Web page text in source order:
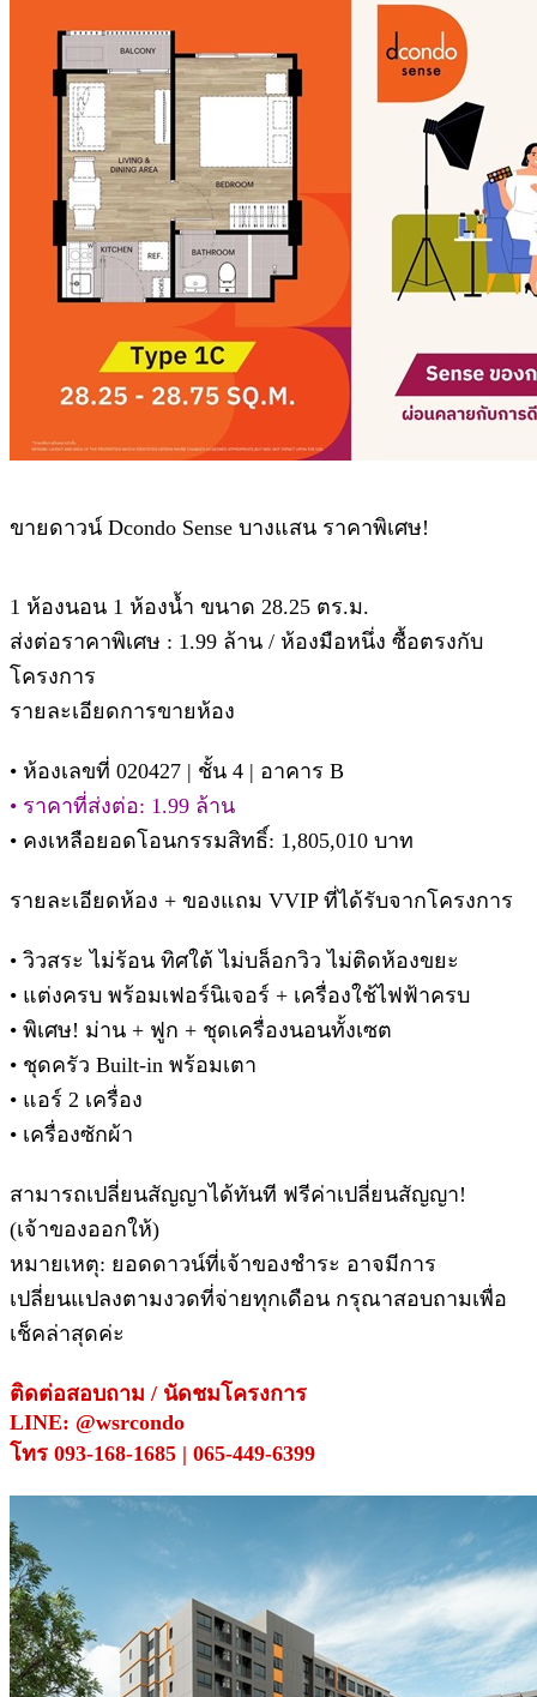
ขายดาวน์ Dcondo Sense บางแสน ราคาพิเศษ!
1 ห้องนอน 1 ห้องน้ำ ขนาด 28.25 ตร.ม.
ส่งต่อราคาพิเศษ : 1.99 ล้าน / ห้องมือหนึ่ง ซื้อตรงกับ
โครงการ
รายละเอียดการขายห้อง
• ห้องเลขที่ 020427 | ชั้น 4 | อาคาร B
• ราคาที่ส่งต่อ: 1.99 ล้าน
• คงเหลือยอดโอนกรรมสิทธิ์: 1,805,010 บาท
รายละเอียดห้อง + ของแถม VVIP ที่ได้รับจากโครงการ
• วิวสระ ไม่ร้อน ทิศใต้ ไม่บล็อกวิว ไม่ติดห้องขยะ
• แต่งครบ พร้อมเฟอร์นิเจอร์ + เครื่องใช้ไฟฟ้าครบ
• พิเศษ! ม่าน + ฟูก + ชุดเครื่องนอนทั้งเซต
• ชุดครัว Built-in พร้อมเตา
• แอร์ 2 เครื่อง
• เครื่องซักผ้า
สามารถเปลี่ยนสัญญาได้ทันที ฟรีค่าเปลี่ยนสัญญา!
(เจ้าของออกให้)
หมายเหตุ: ยอดดาวน์ที่เจ้าของชำระ อาจมีการ
เปลี่ยนแปลงตามงวดที่จ่ายทุกเดือน กรุณาสอบถามเพื่อ
เช็คล่าสุดค่ะ
ติดต่อสอบถาม / นัดชมโครงการ
LINE: @wsrcondo
โทร 093-168-1685 | 065-449-6399